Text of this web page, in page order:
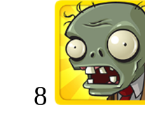
8